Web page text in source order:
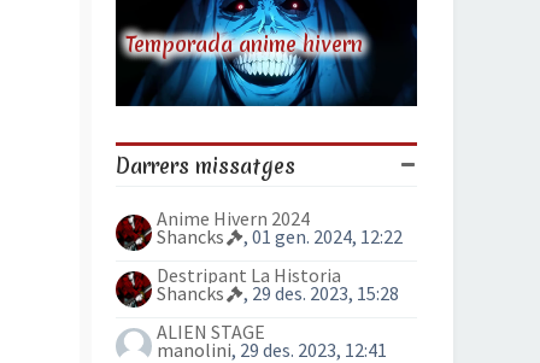
Temporada anime hivern
Darrers missatges
Anime Hivern 2024
Shancks
, 01 gen. 2024, 12:22
Destripant La Historia
Shancks
, 29 des. 2023, 15:28
ALIEN STAGE
manolini, 29 des. 2023, 12:41